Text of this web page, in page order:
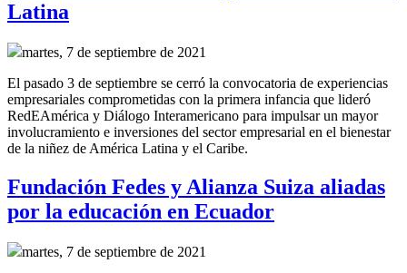
Latina
martes, 7 de septiembre de 2021
El pasado 3 de septiembre se cerró la convocatoria de experiencias
empresariales comprometidas con la primera infancia que lideró
RedEAmérica y Diálogo Interamericano para impulsar un mayor
involucramiento e inversiones del sector empresarial en el bienestar
de la niñez de América Latina y el Caribe.
Fundación Fedes y Alianza Suiza aliadas
por la educación en Ecuador
martes, 7 de septiembre de 2021